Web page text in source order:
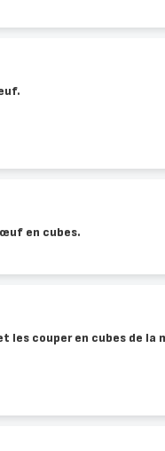
en cubes.
les couper en cubes de la